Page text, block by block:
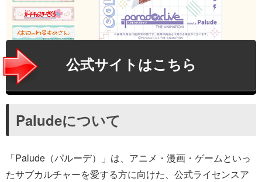
公式サイトはこちら
Paludeについて
「Palude（パルーデ）」は、アニメ・漫画・ゲームといっ
たサブカルチャーを愛する方に向けた、公式ライセンスア